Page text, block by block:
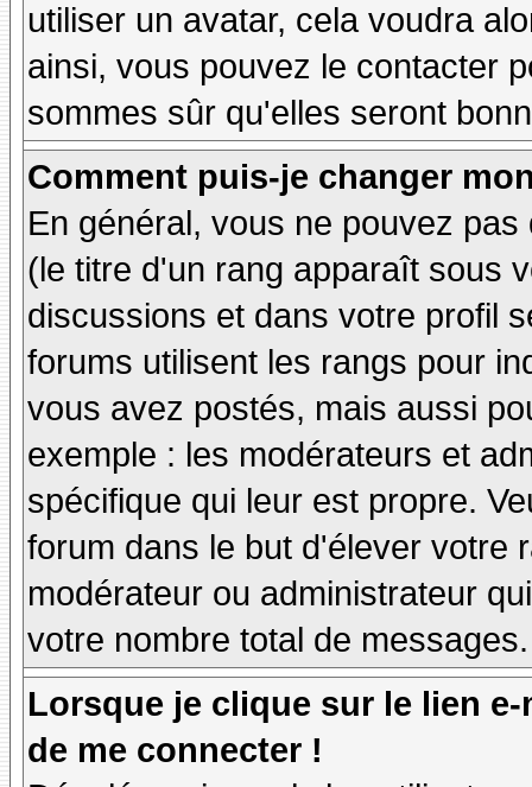
utiliser un avatar, cela voudra
ainsi, vous pouvez le contacter
sommes sûr qu'elles seront
Comment puis-je changer
En général, vous ne pouvez
(le titre d'un rang apparaît sous
discussions et dans votre profil
forums utilisent les rangs pour
vous avez postés, mais aussi
exemple : les modérateurs et
spécifique qui leur est propre.
forum dans le but d'élever votre
modérateur ou administrateur
votre nombre total de messages.
Lorsque je clique sur le lien
de me connecter !